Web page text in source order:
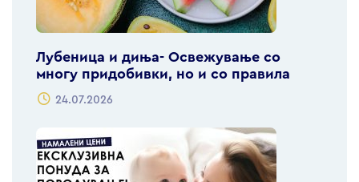
Лубеница и диња- Освежување со
многу придобивки, но и со правила
24.07.2026